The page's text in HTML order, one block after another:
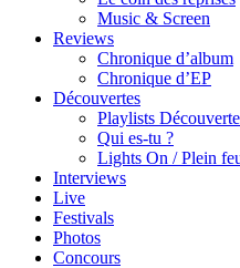
Music & Screen
Reviews
Chronique d’album
Chronique d’EP
Découvertes
Playlists
Qui es-tu ?
Lights On / Plein
Interviews
Live
Festivals
Photos
Concours